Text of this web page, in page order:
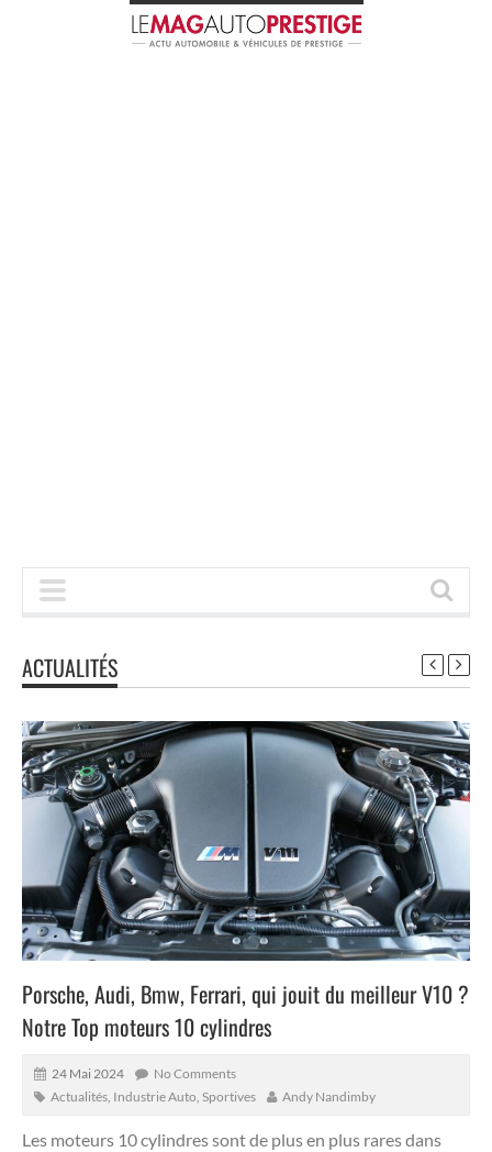
ACTUALITÉS
Porsche, Audi, Bmw, Ferrari, qui jouit du meilleur V10 ?
Notre Top moteurs 10 cylindres
24 Mai 2024
No Comments
Actualités Industrie Auto Sportives Andy Nandimby
Les moteurs 10 cylindres sont de plus en plus rares dans